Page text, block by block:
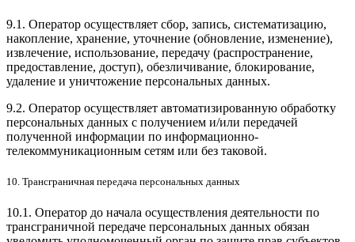
9.1. Оператор осуществляет сбор, запись, систематизацию,
накопление, хранение, уточнение (обновление, изменение),
извлечение, использование, передачу (распространение,
предоставление, доступ), обезличивание, блокирование,
удаление и уничтожение персональных данных.
9.2. Оператор осуществляет автоматизированную обработку
персональных данных с получением и/или передачей
полученной информации по информационно-
телекоммуникационным сетям или без таковой.
10. Трансграничная передача персональных данных
10.1. Оператор до начала осуществления деятельности по
трансграничной передаче персональных данных обязан